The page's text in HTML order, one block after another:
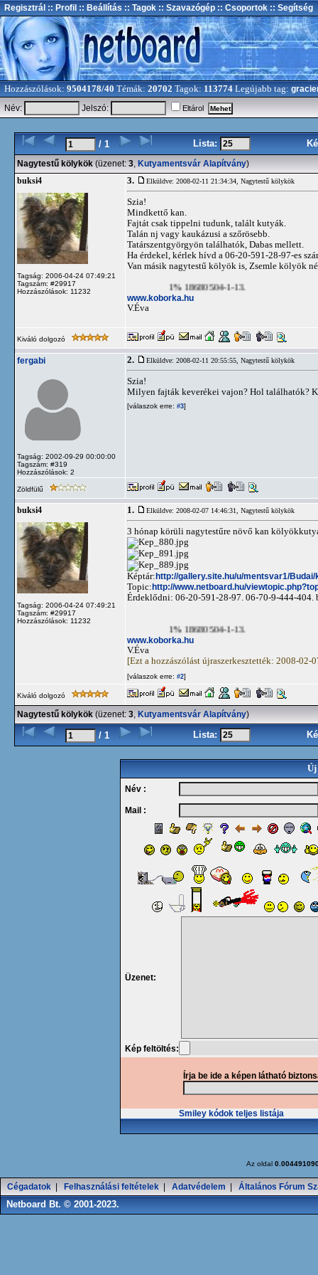
Regisztrál :: Profil :: Beállítás :: Tagok :: Szavazógép :: Csoportok :: Segítség
Hozzászólások: 9504178/40 Témák: 20702 Tagok: 113774 Legújabb tag:
Név:
Jelszó: Eltárol
/ 1 Lista:
Nagytestű kölykök (üzenet: 3, Kutyamentsvár Alapítvány)
buksi4
Tagság: 2006-04-24 07:49:21
Tagszám: #29917
Hozzászólások: 11232
3. Elküldve: 2008-02-11 21:34:34, Nagytestű kölykök
Szia!
Mindkettő kan.
Fajtát csak tippelni tudunk, talált kutyák.
Talán nj vagy kaukázusi a szőrösebb.
Tatárszentgyörgyön találhatók, Dabas mellett.
Ha érdekel, kérlek hívd a 06-20-591-28-97-es
Van másik nagytestű kölyök is, Zsemle kölyök
1% 18680504-1-13.
www.koborka.hu
V.Éva
Kiváló dolgozó
fergabi
Tagság: 2002-09-29 00:00:00
Tagszám: #319
Hozzászólások: 2
2. Elküldve: 2008-02-11 20:55:55, Nagytestű kölykök
Szia!
Milyen fajták keverékei vajon? Hol találhatók?
[válaszok erre: #3]
Zöldfülű
buksi4
Tagság: 2006-04-24 07:49:21
Tagszám: #29917
Hozzászólások: 11232
1. Elküldve: 2008-02-07 14:46:31, Nagytestű kölykök
3 hónap körüli nagytestűre növő kan
Képtár:http://gallery.site.hu/u/mentsvar1/Budai/
Topic:http://www.netboard.hu/
Érdeklődni: 06-20-591-28-97. 06-70-9-444-404.
1% 18680504-1-13.
www.koborka.hu
V.Éva
[Ezt a hozzászólást újraszerkesztették: 2008-02-
[válaszok erre: #2]
Kiváló dolgozó
Nagytestű kölykök (üzenet: 3, Kutyamentsvár Alapítvány)
/ 1 Lista:
Új
Név :
Mail :
Üzenet:
Kép feltöltés:
Írja be ide a képen látható
Smiley kódok teljes listája
Az oldal
Cégadatok Felhasználási feltételek Adatvédelem Általános Fórum
Netboard Bt. © 2001-2023.